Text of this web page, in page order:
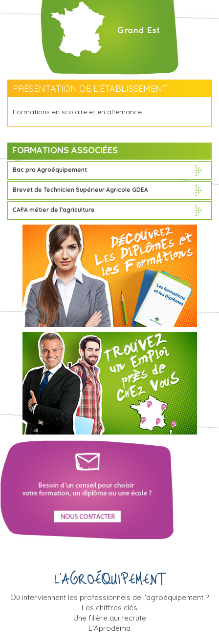
PRÉSENTATION DE L'ÉTABLISSEMENT
Formations en scolaire et en alternance
FORMATIONS ASSOCIÉES
Bac pro Agroéquipement
Brevet de Technicien Supérieur Agricole GDEA
CAPA métier de l’agriculture
L’AGROÉQUIPEMENT
Où interviennent les professionnels de l'agroéquipement ?
Les chiffres clés
Une filière qui recrute
L'Aprodema